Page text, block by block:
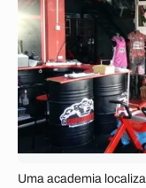
Uma academia